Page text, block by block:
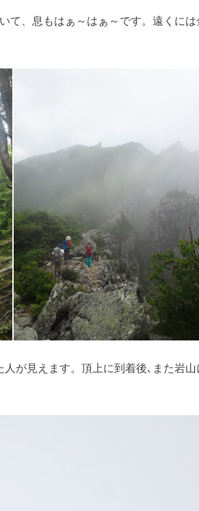
て、息もはぁ～はぁ～です。遠くに
が見えます。頂上に到着後､また岩